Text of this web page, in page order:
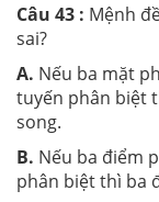
Câu 43 : Mệnh
sai?
A. Nếu ba mặt
tuyến phân biệt
song.
B. Nếu ba điểm
phân biệt thì ba